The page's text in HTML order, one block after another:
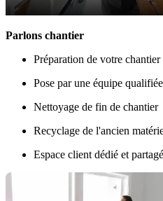
Parlons chantier
Préparation de votre chantier
Pose par une équipe
Nettoyage de fin de chantier
Recyclage de l'ancien
Espace client dédié et